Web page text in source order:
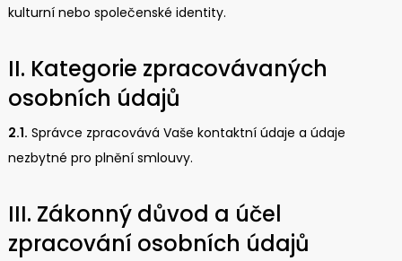
kulturní nebo společenské identity.
II. Kategorie zpracovávaných
osobních údajů
2.1. Správce zpracovává Vaše kontaktní údaje a údaje
nezbytné pro plnění smlouvy.
III. Zákonný důvod a účel
zpracování osobních údajů